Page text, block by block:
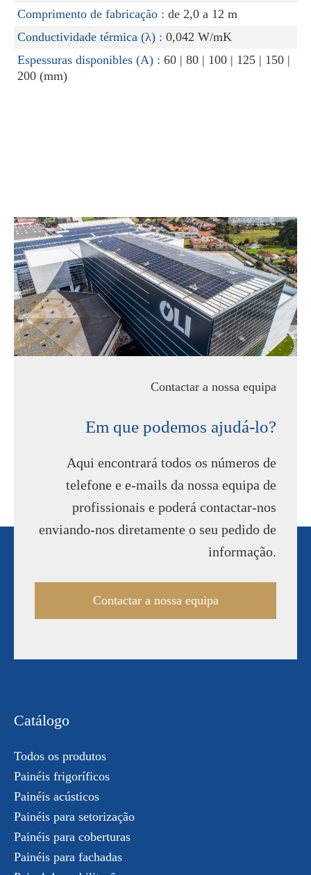
Comprimento de fabricação : de 2,0 a 12 m
Conductividade térmica (λ) : 0,042 W/mK
Espessuras disponibles (A) : 60 | 80 | 100 | 125 | 150 |
200 (mm)
Contactar a nossa equipa
Em que podemos ajudá-lo?
Aqui encontrará todos os números de
telefone e e-mails da nossa equipa de
profissionais e poderá contactar-nos
enviando-nos diretamente o seu pedido de
informação.
Contactar a nossa equipa
Catálogo
Todos os produtos
Painéis frigoríficos
Painéis acústicos
Painéis para setorização
Painéis para coberturas
Painéis para fachadas